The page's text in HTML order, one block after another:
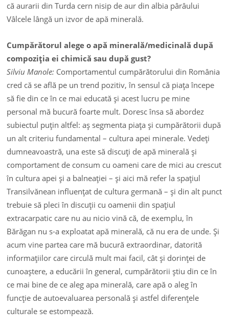
că aurarii din Turda cern nisip de aur din albia pârâului
Vâlcele lângă un izvor de apă minerală.
Cumpărătorul alege o apă minerală/medicinală după
compoziţia ei chimică sau după gust?
Silviu Manole: Comportamentul cumpărătorului din România
cred că se află pe un trend pozitiv, în sensul că piaţa începe
să fie din ce în ce mai educată şi acest lucru pe mine
personal mă bucură foarte mult. Doresc însa să abordez
subiectul puţin altfel: aş segmenta piaţa şi cumpărătorii după
un alt criteriu fundamental – cultura apei minerale. Vedeţi
dumneavoastră, una este să discuţi de apă minerală şi
comportament de consum cu oameni care de mici au crescut
în cultura apei şi a balneaţiei – şi aici mă refer la spaţiul
Transilvănean influenţat de cultura germană – şi din alt punct
trebuie să pleci în discuţii cu oamenii din spaţiul
extracarpatic care nu au nicio vină că, de exemplu, în
Bărăgan nu s-a exploatat apă minerală, că nu era de unde. Şi
acum vine partea care mă bucură extraordinar, datorită
informaţiilor care circulă mult mai facil, cât şi dorinţei de
cunoaştere, a educării în general, cumpărătorii ştiu din ce în
ce mai bine de ce aleg apa minerală, care apă o aleg în
funcţie de autoevaluarea personală şi astfel diferenţele
culturale se estompează.